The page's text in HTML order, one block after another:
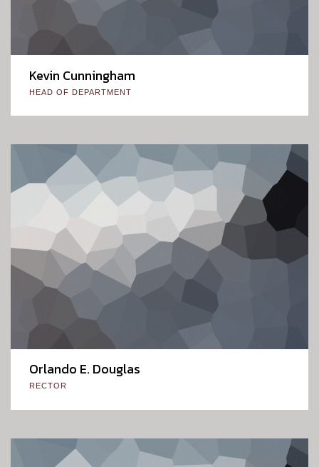
Kevin Cunningham
HEAD OF DEPARTMENT
Orlando E. Douglas
RECTOR